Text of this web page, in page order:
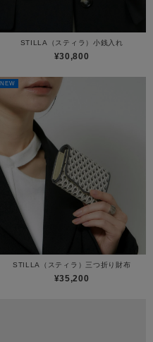
STILLA（スティラ）小銭入れ
¥30,800
NEW
STILLA（スティラ）三つ折り財布
¥35,200